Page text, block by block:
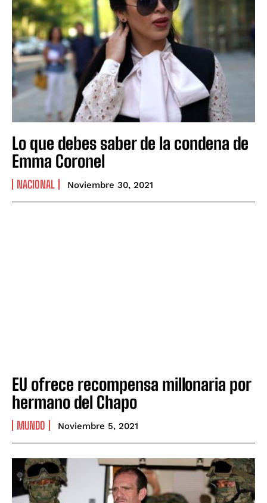
Lo que debes saber de la condena de
Emma Coronel
NACIONAL Noviembre 30, 2021
EU ofrece recompensa millonaria por
hermano del Chapo
MUNDO Noviembre 5, 2021